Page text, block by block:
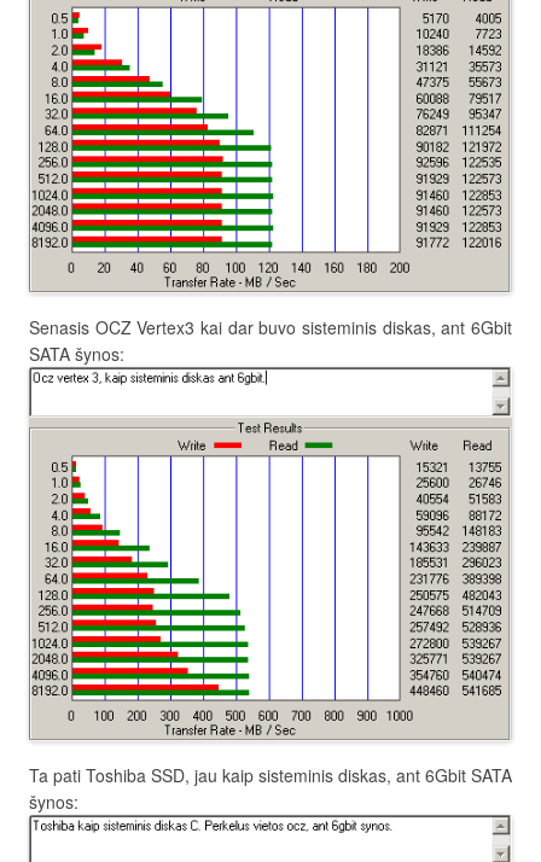
Senasis OCZ Vertex3 kai dar buvo sisteminis diskas, ant 6Gbit
SATA šynos:
Ta pati Toshiba SSD, jau kaip sisteminis diskas, ant 6Gbit SATA
šynos: